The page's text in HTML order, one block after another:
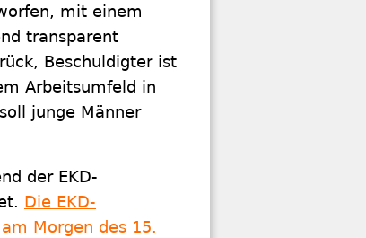
mit einem
transparent
Beschuldigter ist
Arbeitsumfeld in
junge Männer
der EKD-
Die EKD-
Morgen des 15.